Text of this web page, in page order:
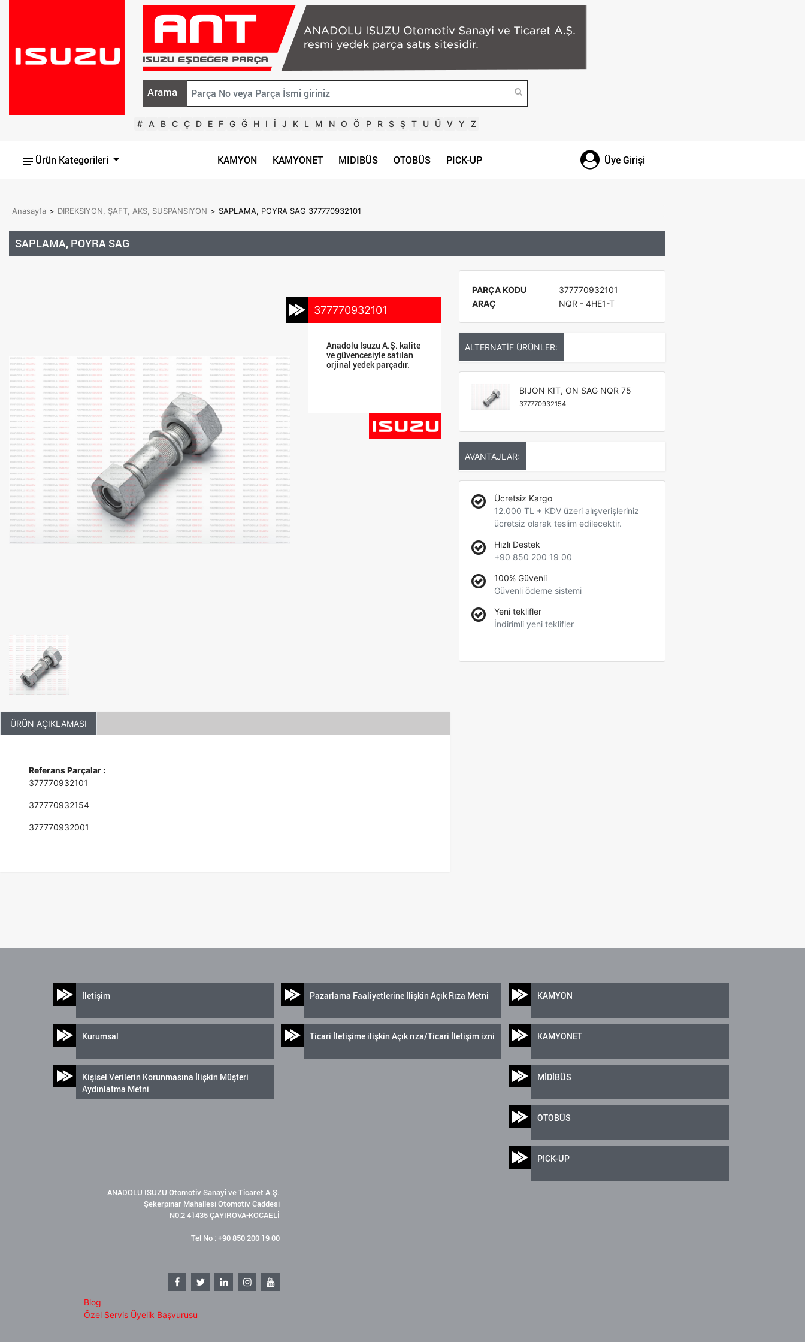
Arama
# A B C Ç D E F G Ğ H I İ J K L M N O Ö P R S Ş T U Ü V Y Z
Ürün Kategorileri KAMYON KAMYONET MIDIBÜS OTOBÜS PICK-UP Üye Girişi
Anasayfa > DIREKSIYON, ŞAFT, AKS, SUSPANSIYON > SAPLAMA, POYRA SAG 377770932101
SAPLAMA, POYRA SAG
377770932101
Anadolu Isuzu A.Ş. kalite
ve güvencesiyle satılan
orjinal yedek parçadır.
ÜRÜN AÇIKLAMASI
Referans Parçalar :
377770932101
377770932154
377770932001
PARÇA KODU
377770932101
ARAÇ
NQR - 4HE1-T
ALTERNATİF ÜRÜNLER:
BIJON KIT, ON SAG NQR 75
377770932154
AVANTAJLAR:
Ücretsiz Kargo
12.000 TL + KDV üzeri alışverişleriniz
ücretsiz olarak teslim edilecektir.
Hızlı Destek
+90 850 200 19 00
100% Güvenli
Güvenli ödeme sistemi
Yeni teklifler
İndirimli yeni teklifler
İletişim
Kurumsal
Kişisel Verilerin Korunmasına İlişkin Müşteri
Aydınlatma Metni
Pazarlama Faaliyetlerine İlişkin Açık Rıza Metni
Ticari İletişime ilişkin Açık rıza/Ticari İletişim izni
KAMYON
KAMYONET
MİDİBÜS
OTOBÜS
PICK-UP
ANADOLU ISUZU Otomotiv Sanayi ve Ticaret A.Ş.
Şekerpınar Mahallesi Otomotiv Caddesi
N0:2 41435 ÇAYIROVA-KOCAELİ
Tel No : +90 850 200 19 00
Blog
Özel Servis Üyelik Başvurusu